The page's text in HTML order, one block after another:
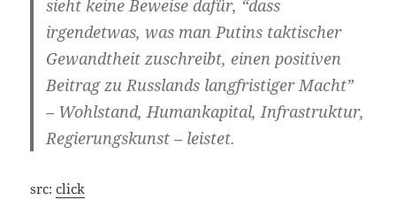
sieht kei­ne Bewei­se dafür, “dass
irgend­et­was, was man Putins tak­ti­scher
Gewandt­heit zuschreibt, einen posi­ti­ven
Bei­trag zu Russ­lands lang­fris­ti­ger Macht”
– Wohl­stand, Human­ka­pi­tal, Infra­struk­tur,
Regie­rungs­kunst – leistet.
src:click